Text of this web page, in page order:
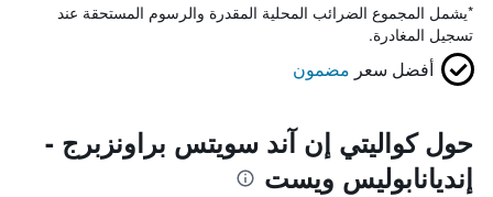
*يشمل المجموع الضرائب المحلية المقدرة والرسوم المستحقة عند
تسجيل المغادرة.
أفضل سعر مضمون
حول كواليتي إن آند سويتس براونزبرج -
إنديانابوليس ويست